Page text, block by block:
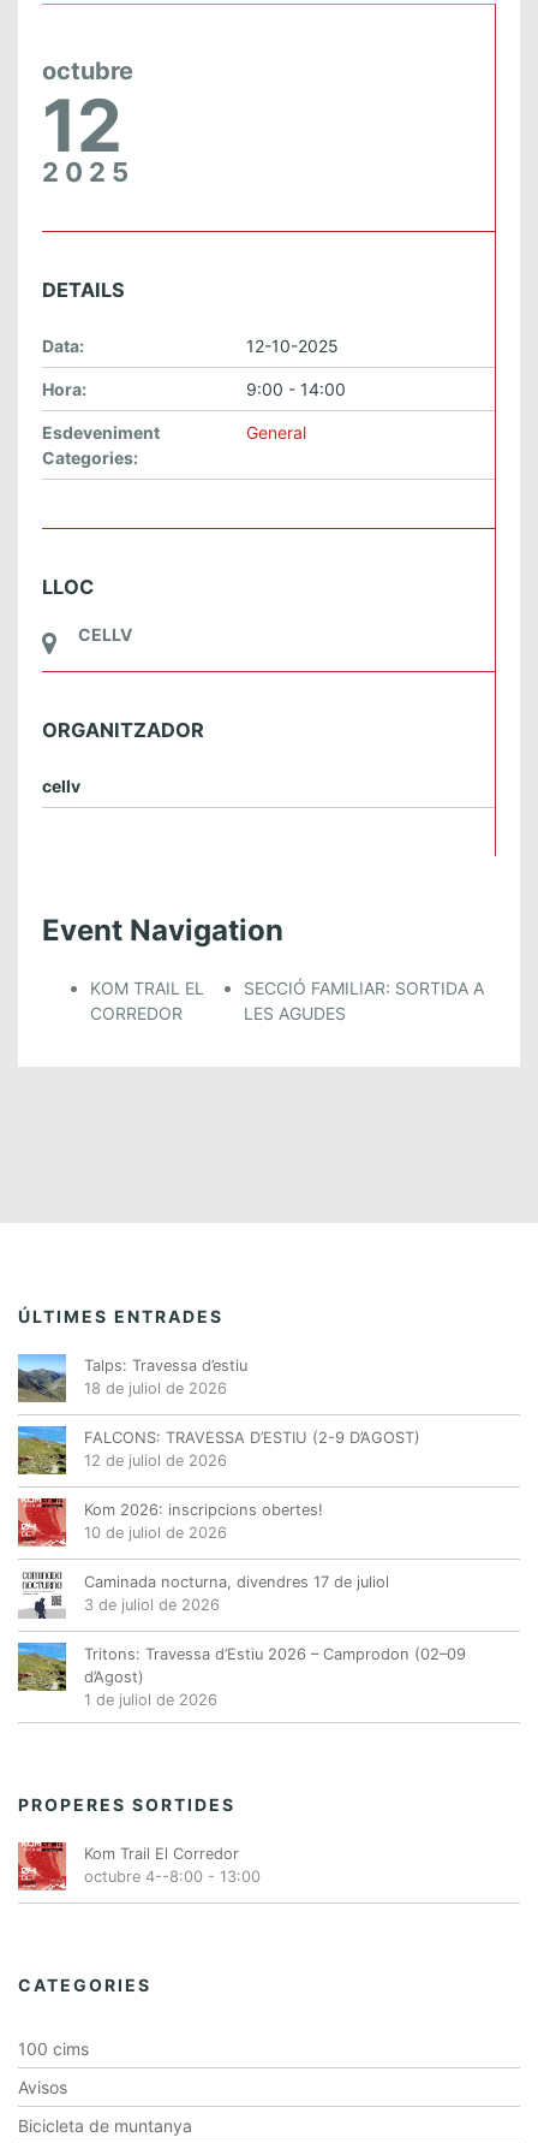
octubre
12
2025
DETAILS
Data: 12-10-2025
Hora: 9:00 - 14:00
Esdeveniment
Categories:
General
LLOC
CELLV
ORGANITZADOR
cellv
Event Navigation
KOM TRAIL EL
CORREDOR
SECCIÓ FAMILIAR: SORTIDA A
LES AGUDES
ÚLTIMES ENTRADES
Talps: Travessa d’estiu
18 de juliol de 2026
FALCONS: TRAVESSA D’ESTIU (2-9 D’AGOST)
12 de juliol de 2026
Kom 2026: inscripcions obertes!
10 de juliol de 2026
Caminada nocturna, divendres 17 de juliol
3 de juliol de 2026
Tritons: Travessa d’Estiu 2026 – Camprodon (02–09
d’Agost)
1 de juliol de 2026
PROPERES SORTIDES
Kom Trail El Corredor
octubre 4--8:00 - 13:00
CATEGORIES
100 cims
Avisos
Bicicleta de muntanya